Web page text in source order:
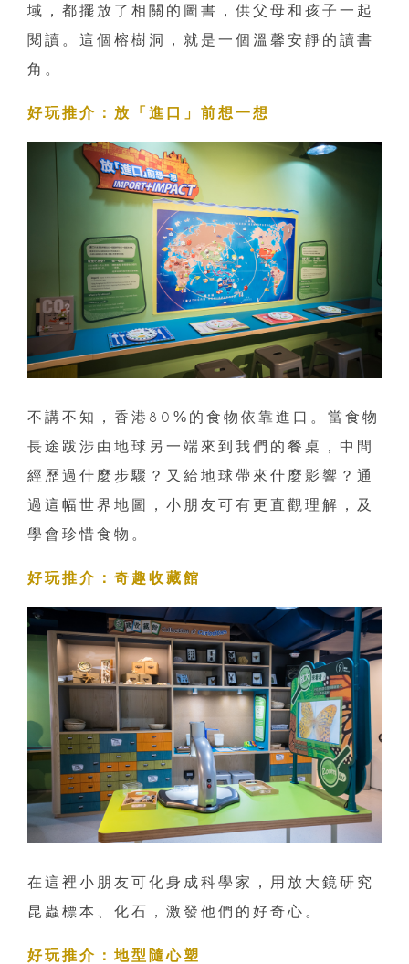
域，都擺放了相關的圖書，供父母和孩子一起
閱讀。這個榕樹洞，就是一個溫馨安靜的讀書
角。
好玩推介：放「進口」前想一想
不講不知，香港80%的食物依靠進口。當食物
長途跋涉由地球另一端來到我們的餐桌，中間
經歷過什麼步驟？又給地球帶來什麼影響？通
過這幅世界地圖，小朋友可有更直觀理解，及
學會珍惜食物。
好玩推介：奇趣收藏館
在這裡小朋友可化身成科學家，用放大鏡研究
昆蟲標本、化石，激發他們的好奇心。
好玩推介：地型隨心塑